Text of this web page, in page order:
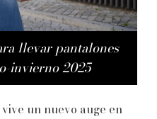
llevar pantalones
invierno 2025
vive un nuevo auge en